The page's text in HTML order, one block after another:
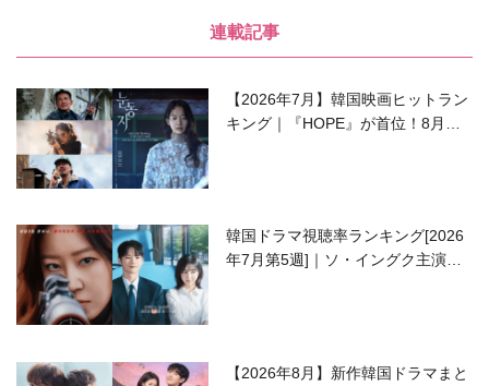
連載記事
【2026年7月】韓国映画ヒットラン
キング｜『HOPE』が首位！8月公
韓国ドラマ視聴率ランキング[2026
年7月第5週]｜ソ・イングク主演の
【2026年8月】新作韓国ドラマまと